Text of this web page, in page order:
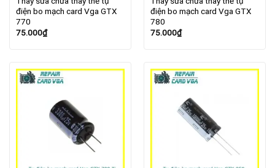
điện bo mạch card Vga GTX
770
75.000₫
điện bo mạch card Vga GTX
780
75.000₫